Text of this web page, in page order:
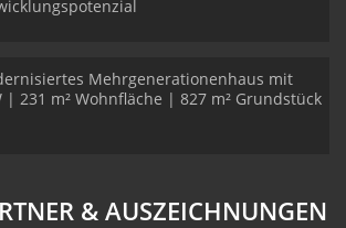
Mehrgenerationenhaus mit
| 231 m² Wohnfläche | 827 m² Grundstück
& AUSZEICHNUNGEN